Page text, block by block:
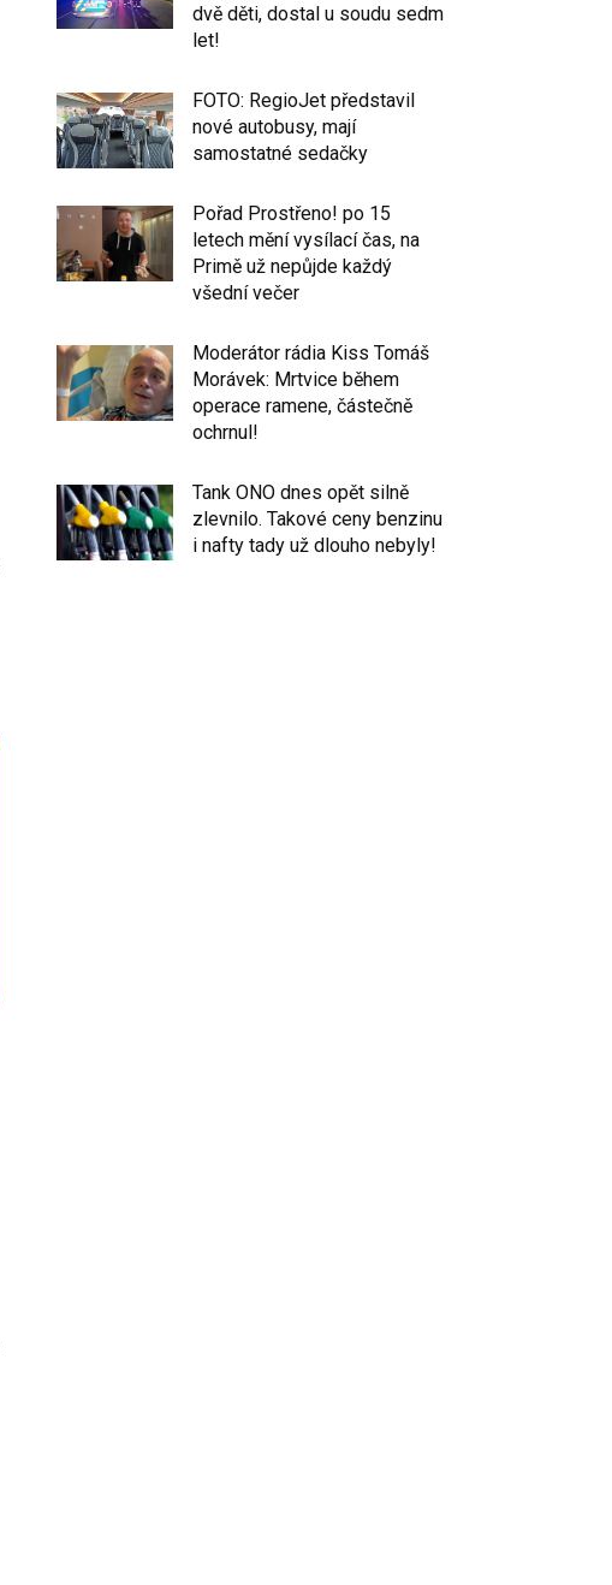
dvě děti, dostal u soudu sedm
let!
FOTO: RegioJet představil
nové autobusy, mají
samostatné sedačky
Pořad Prostřeno! po 15
letech mění vysílací čas, na
Primě už nepůjde každý
všední večer
Moderátor rádia Kiss Tomáš
Morávek: Mrtvice během
operace ramene, částečně
ochrnul!
Tank ONO dnes opět silně
zlevnilo. Takové ceny benzinu
i nafty tady už dlouho nebyly!